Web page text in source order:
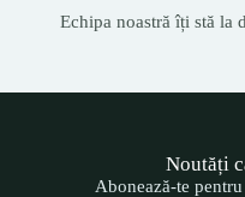
Echipa noastră îți stă la
Noutăți
Abonează-te